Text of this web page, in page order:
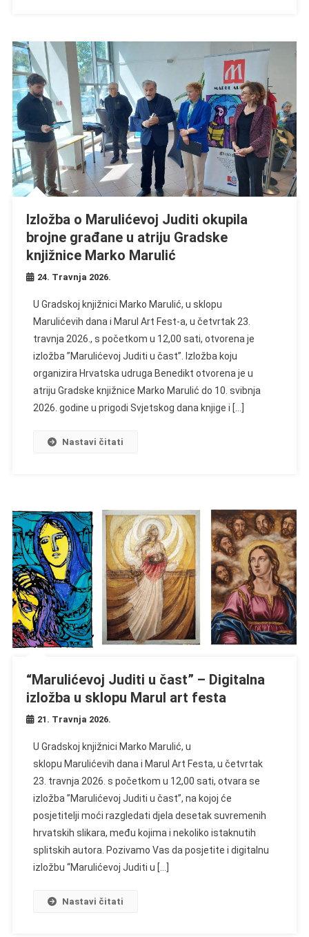
Izložba o Marulićevoj Juditi okupila
brojne građane u atriju Gradske
knjižnice Marko Marulić
24. Travnja 2026.
U Gradskoj knjižnici Marko Marulić, u sklopu
Marulićevih dana i Marul Art Fest-a, u četvrtak 23.
travnja 2026., s početkom u 12,00 sati, otvorena je
izložba ”Marulićevoj Juditi u čast”. Izložba koju
organizira Hrvatska udruga Benedikt otvorena je u
atriju Gradske knjižnice Marko Marulić do 10. svibnja
2026. godine u prigodi Svjetskog dana knjige i […]
Nastavi čitati
“Marulićevoj Juditi u čast” – Digitalna
izložba u sklopu Marul art festa
21. Travnja 2026.
U Gradskoj knjižnici Marko Marulić, u
sklopu Marulićevih dana i Marul Art Festa, u četvrtak
23. travnja 2026. s početkom u 12,00 sati, otvara se
izložba ”Marulićevoj Juditi u čast”, na kojoj će
posjetitelji moći razgledati djela desetak suvremenih
hrvatskih slikara, među kojima i nekoliko istaknutih
splitskih autora. Pozivamo Vas da posjetite i digitalnu
izložbu “Marulićevoj Juditi u […]
Nastavi čitati